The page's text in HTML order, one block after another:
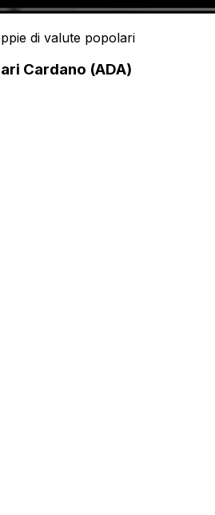
di valute popolari
Cardano (ADA)